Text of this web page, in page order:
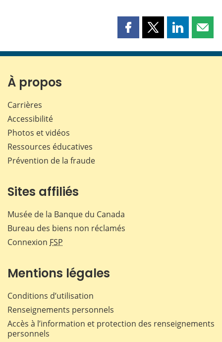
Partager
page
Partager
page
Partager
page page
À propos
Carrières
Accessibilité
Photos et vidéos
Ressources éducatives
Prévention de la fraude
Sites affiliés
Musée de la Banque du Canada
Bureau des biens non réclamés
Connexion FSP
Mentions légales
Conditions d’utilisation
Renseignements personnels
Accès à l’information et protection des renseignements
personnels